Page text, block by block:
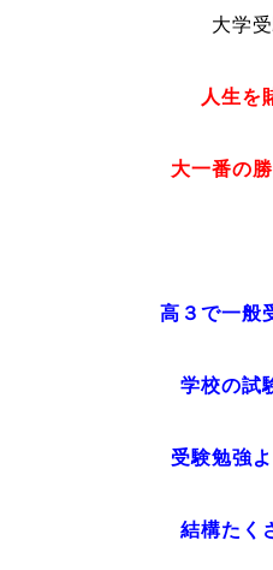
大学
人生を
大一番の勝
高３で一般
学校の試
受験勉強
結構たく